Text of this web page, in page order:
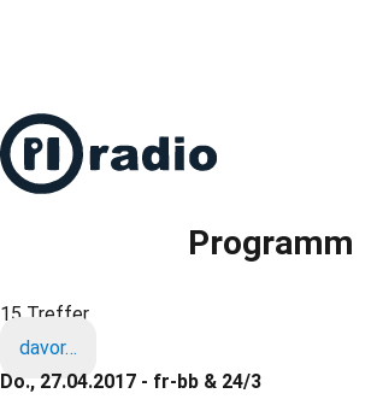
Programm
15 Treffer
davor…
Do., 27.04.2017 - fr-bb & 24/3